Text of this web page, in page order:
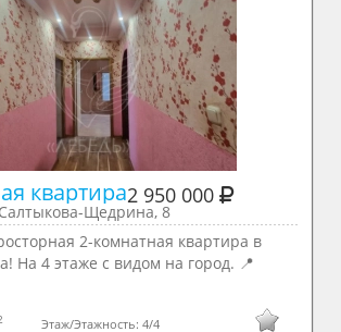
квартира2 950 000
Щедрина, 8
2-комнатная квартира в
На 4 этаже с видом на город. 📍
Этаж/Этажность:4/4